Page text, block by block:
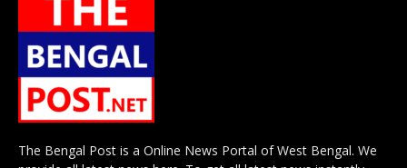
The Bengal Post is a Online News Portal of West Bengal. We